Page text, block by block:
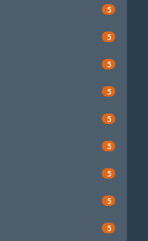
5
5
5
5
5
5
5
5
5